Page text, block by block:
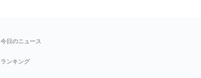
今日のニュース
ランキング